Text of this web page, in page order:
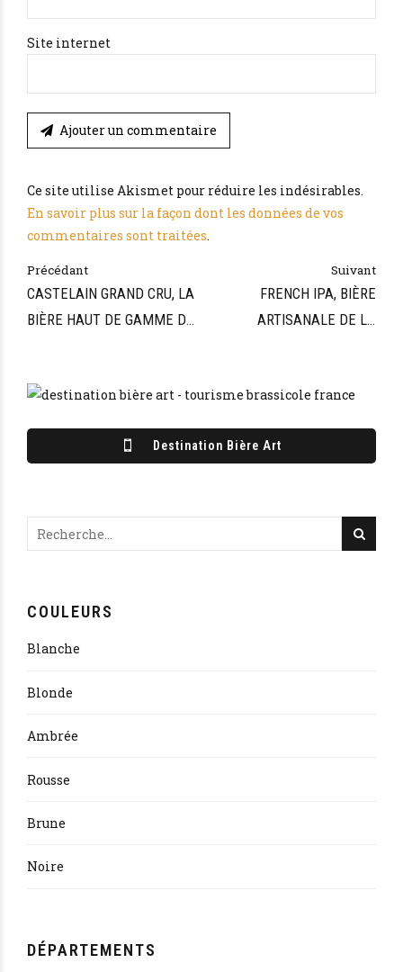
Site internet
Ajouter un commentaire
Ce site utilise Akismet pour réduire les indésirables.
En savoir plus sur la façon dont les données de vos
commentaires sont traitées.
Précédant
CASTELAIN GRAND CRU, LA
BIÈRE HAUT DE GAMME DE
Suivant
FRENCH IPA, BIÈRE
ARTISANALE DE LA
Destination Bière Art
COULEURS
Blanche
Blonde
Ambrée
Rousse
Brune
Noire
DÉPARTEMENTS